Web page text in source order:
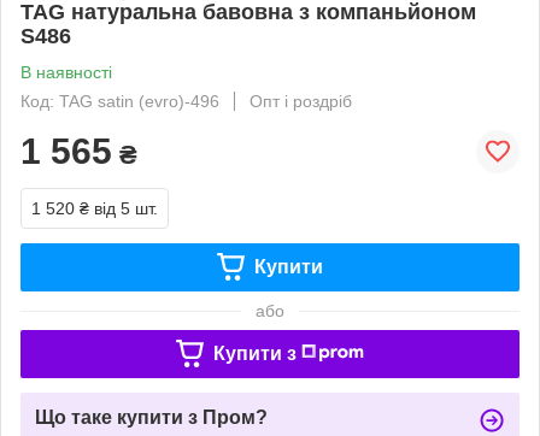
TAG натуральна бавовна з компаньйоном
S486
В наявності
Код: TAG satin (evro)-496
Опт і роздріб
1 565 ₴
1 520 ₴ від 5 шт.
Купити
або
Купити з
Що таке купити з Пром?